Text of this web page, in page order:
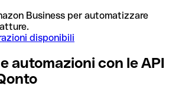
Business per automatizzare
disponibili
automazioni con le API